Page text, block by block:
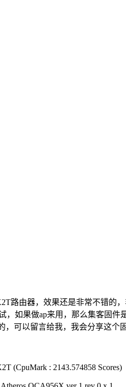
路由器，效果还是非常不错的
如果做ap来用，那么集客固
可以留言给我，我会分享这个
(CpuMark : 2143.574858 Scores)